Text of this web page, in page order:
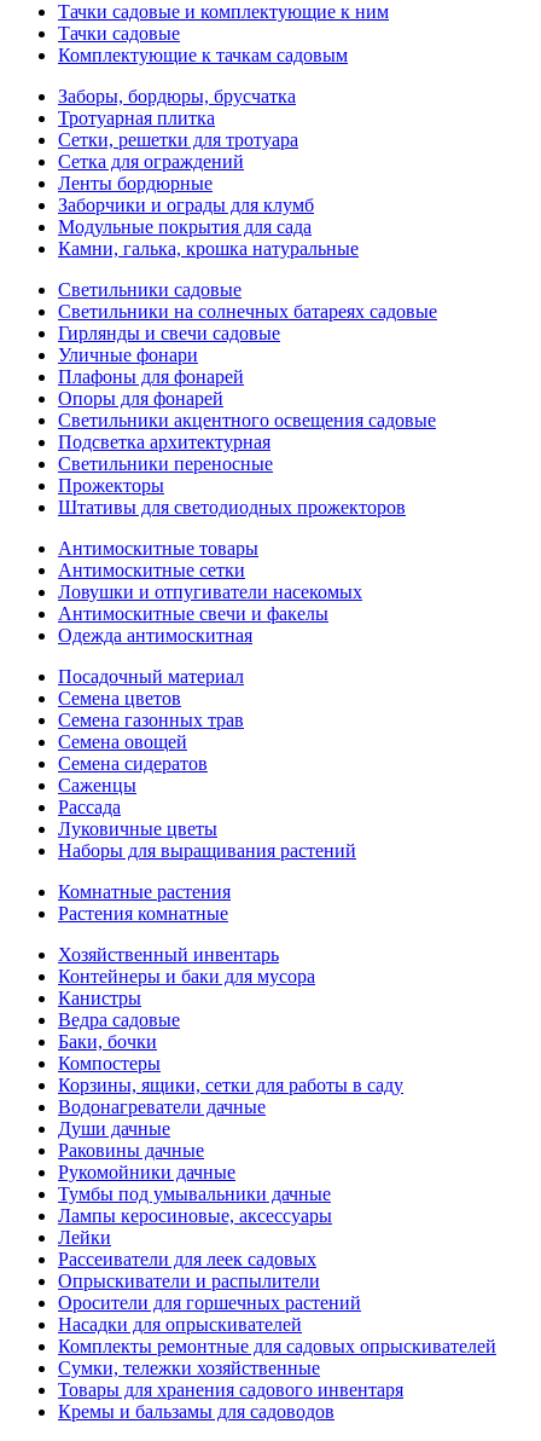
Тачки садовые и комплектующие к ним
Тачки садовые
Комплектующие к тачкам садовым
Заборы, бордюры, брусчатка
Тротуарная плитка
Сетки, решетки для тротуара
Сетка для ограждений
Ленты бордюрные
Заборчики и ограды для клумб
Модульные покрытия для сада
Камни, галька, крошка натуральные
Светильники садовые
Светильники на солнечных батареях садовые
Гирлянды и свечи садовые
Уличные фонари
Плафоны для фонарей
Опоры для фонарей
Светильники акцентного освещения садовые
Подсветка архитектурная
Светильники переносные
Прожекторы
Штативы для светодиодных прожекторов
Антимоскитные товары
Антимоскитные сетки
Ловушки и отпугиватели насекомых
Антимоскитные свечи и факелы
Одежда антимоскитная
Посадочный материал
Семена цветов
Семена газонных трав
Семена овощей
Семена сидератов
Саженцы
Рассада
Луковичные цветы
Наборы для выращивания растений
Комнатные растения
Растения комнатные
Хозяйственный инвентарь
Контейнеры и баки для мусора
Канистры
Ведра садовые
Баки, бочки
Компостеры
Корзины, ящики, сетки для работы в саду
Водонагреватели дачные
Души дачные
Раковины дачные
Рукомойники дачные
Тумбы под умывальники дачные
Лампы керосиновые, аксессуары
Лейки
Рассеиватели для леек садовых
Опрыскиватели и распылители
Оросители для горшечных растений
Насадки для опрыскивателей
Комплекты ремонтные для садовых опрыскивателей
Сумки, тележки хозяйственные
Товары для хранения садового инвентаря
Кремы и бальзамы для садоводов